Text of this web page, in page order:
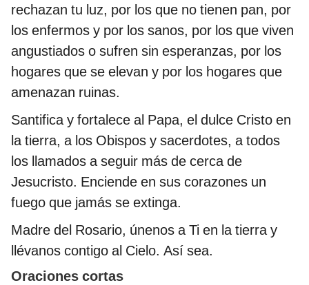
rechazan tu luz, por los que no tienen pan, por
los enfermos y por los sanos, por los que viven
angustiados o sufren sin esperanzas, por los
hogares que se elevan y por los hogares que
amenazan ruinas.
Santifica y fortalece al Papa, el dulce Cristo en
la tierra, a los Obispos y sacerdotes, a todos
los llamados a seguir más de cerca de
Jesucristo. Enciende en sus corazones un
fuego que jamás se extinga.
Madre del Rosario, únenos a Ti en la tierra y
llévanos contigo al Cielo. Así sea.
Oraciones cortas